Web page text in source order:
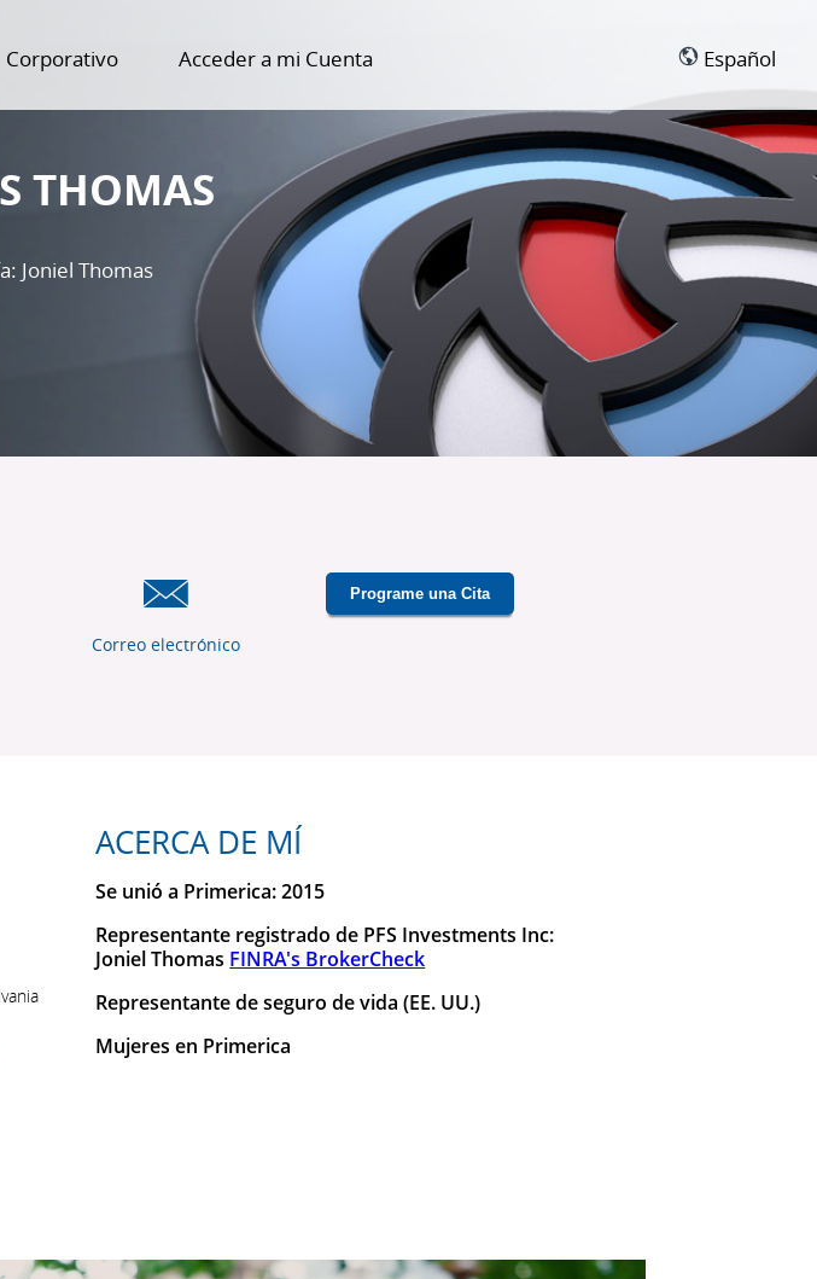
Corporativo Acceder a mi Cuenta Español
THOMAS
Joniel Thomas
Correo electrónico
Programe una Cita
ACERCA DE MÍ
Se unió a Primerica: 2015
Representante registrado de PFS Investments Inc:
Joniel Thomas FINRA's BrokerCheck
Representante de seguro de vida (EE. UU.)
Mujeres en Primerica